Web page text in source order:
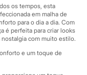
os tempos, esta
em malha de
para o dia a dia. Com
é perfeita para criar looks
com muito estilo.
e um toque de